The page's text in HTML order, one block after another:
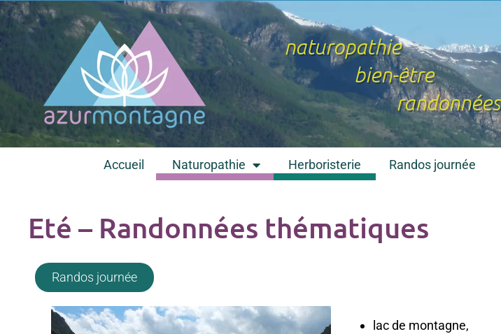
naturopathie
bien-être
randonnées
Accueil Naturopathie Herboristerie Randos journée
Eté – Randonnées thématiques
Randos journée
lac de montagne,